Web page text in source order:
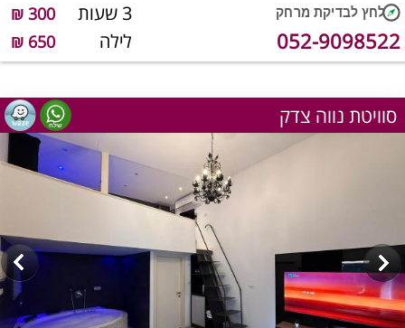
3 שעות 300 ₪
לילה 650 ₪ 052-9098522
סוויטת נווה צדק